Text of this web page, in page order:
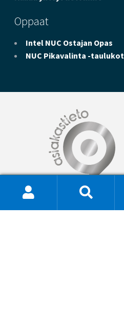
Oppaat
Intel NUC Ostajan Opas
NUC Pikavalinta -taulukot
tuotteita